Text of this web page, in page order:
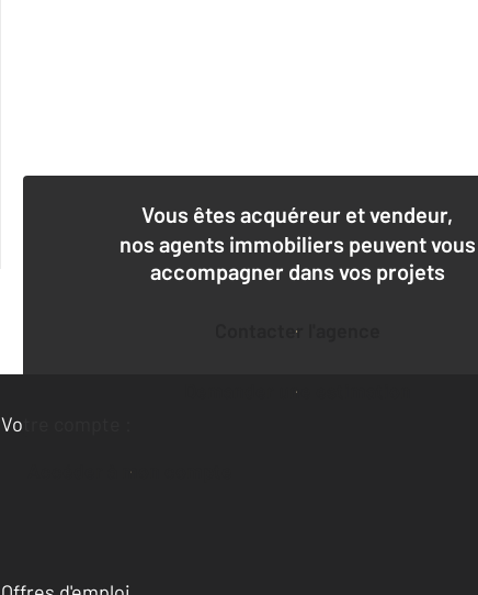
Vous êtes acquéreur et vendeur,
nos agents immobiliers peuvent vous
accompagner dans vos projets
Contacter l'agence
Demander une estimation
Votre compte :
Accéder à mon compte